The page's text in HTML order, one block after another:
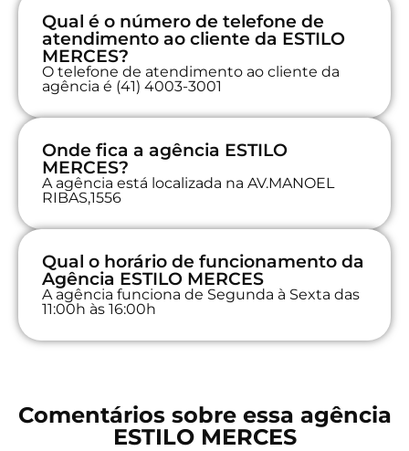
Qual é o número de telefone de
atendimento ao cliente da ESTILO
MERCES?
O telefone de atendimento ao cliente da
agência é (41) 4003-3001
Onde fica a agência ESTILO
MERCES?
A agência está localizada na AV.MANOEL
RIBAS,1556
Qual o horário de funcionamento da
Agência ESTILO MERCES
A agência funciona de Segunda à Sexta das
11:00h às 16:00h
Comentários sobre essa agência
ESTILO MERCES